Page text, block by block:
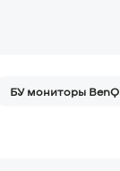
БУ мониторы BenQ